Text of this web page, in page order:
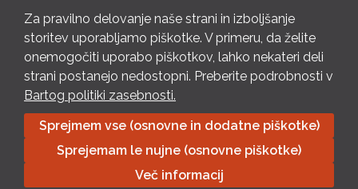
PON – PET 8 – 18 h / SOB 8 – 12 h
Pošlji e-mail
Izpolni kontaktni obrazec
Bartog d.o.o. Trebnje | ID: SI79128718 | IBAN: SI56 1010 0003
8174 248, Banka Intesa Sanpaolo d.d.| Predsednik Uprave:
Ivan Šantorić | Predsednik Nadzornega odbora: Ilija Tokić |
Za pravilno delovanje naše strani in izboljšanje
storitev uporabljamo piškotke. V primeru, da želite
onemogočiti uporabo piškotkov, lahko nekateri deli
strani postanejo nedostopni. Preberite podrobnosti v
Bartog politiki zasebnosti.
Sprejmem vse (osnovne in dodatne piškotke)
Sprejemam le nujne (osnovne piškotke)
Več informacij